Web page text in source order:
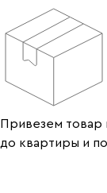
Привезем
до квартиры и